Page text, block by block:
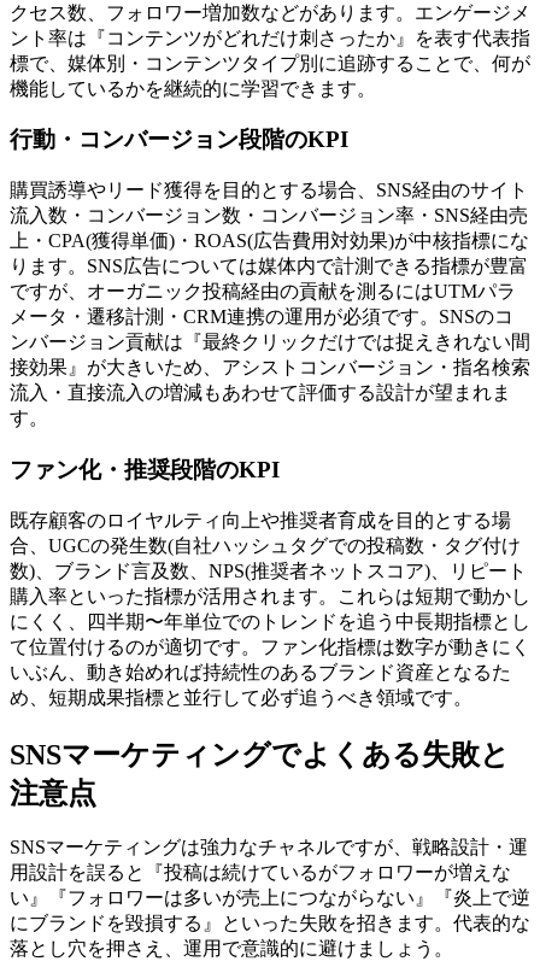
クセス数、フォロワー増加数などがあります。エンゲージメ
ント率は『コンテンツがどれだけ刺さったか』を表す代表指
標で、媒体別・コンテンツタイプ別に追跡することで、何が
機能しているかを継続的に学習できます。
行動・コンバージョン段階のKPI
購買誘導やリード獲得を目的とする場合、SNS経由のサイト
流入数・コンバージョン数・コンバージョン率・SNS経由売
上・CPA(獲得単価)・ROAS(広告費用対効果)が中核指標にな
ります。SNS広告については媒体内で計測できる指標が豊富
ですが、オーガニック投稿経由の貢献を測るにはUTMパラ
メータ・遷移計測・CRM連携の運用が必須です。SNSのコ
ンバージョン貢献は『最終クリックだけでは捉えきれない間
接効果』が大きいため、アシストコンバージョン・指名検索
流入・直接流入の増減もあわせて評価する設計が望まれま
す。
ファン化・推奨段階のKPI
既存顧客のロイヤルティ向上や推奨者育成を目的とする場
合、UGCの発生数(自社ハッシュタグでの投稿数・タグ付け
数)、ブランド言及数、NPS(推奨者ネットスコア)、リピート
購入率といった指標が活用されます。これらは短期で動かし
にくく、四半期〜年単位でのトレンドを追う中長期指標とし
て位置付けるのが適切です。ファン化指標は数字が動きにく
いぶん、動き始めれば持続性のあるブランド資産となるた
め、短期成果指標と並行して必ず追うべき領域です。
SNSマーケティングでよくある失敗と
注意点
SNSマーケティングは強力なチャネルですが、戦略設計・運
用設計を誤ると『投稿は続けているがフォロワーが増えな
い』『フォロワーは多いが売上につながらない』『炎上で逆
にブランドを毀損する』といった失敗を招きます。代表的な
落とし穴を押さえ、運用で意識的に避けましょう。